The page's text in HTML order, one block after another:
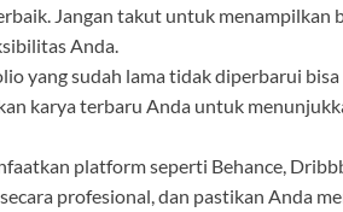
Jangan takut untuk menampilkan
Anda.
yang sudah lama tidak diperbarui
karya terbaru Anda untuk
platform seperti Behance,
profesional, dan pastikan Anda